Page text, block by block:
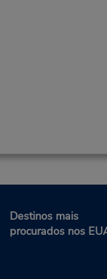
Destinos mais
procurados nos